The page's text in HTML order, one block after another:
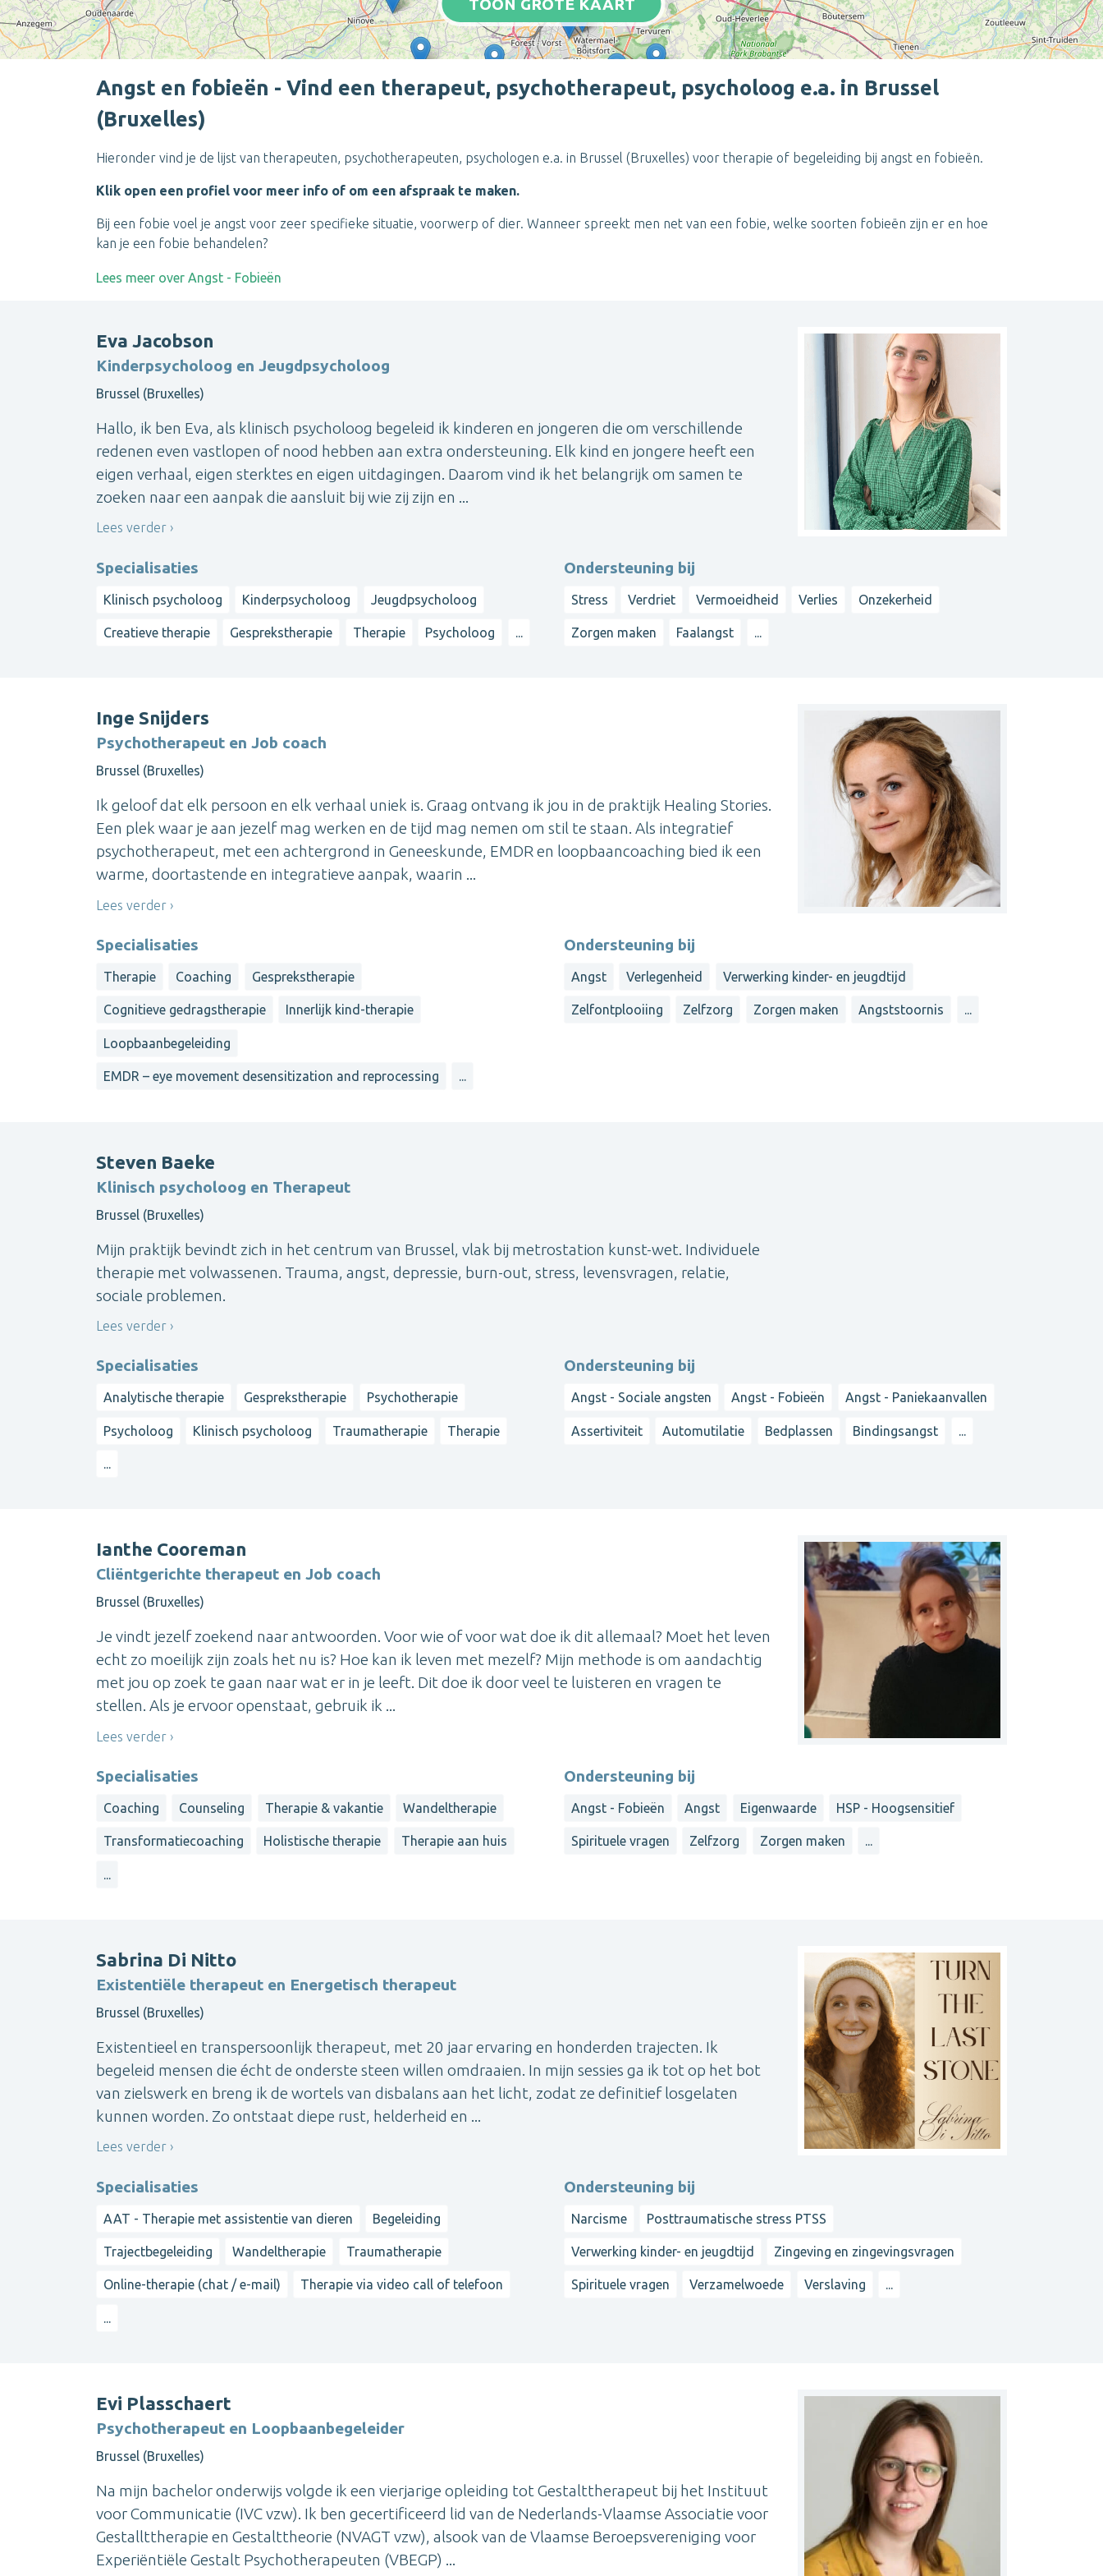
TOON GROTE KAART
Angst en fobieën - Vind een therapeut, psychotherapeut, psycholoog e.a. in Brussel
(Bruxelles)
Hieronder vind je de lijst van therapeuten, psychotherapeuten, psychologen e.a. in Brussel (Bruxelles) voor therapie of begeleiding bij angst en fobieën.
Klik open een profiel voor meer info of om een afspraak te maken.
Bij een fobie voel je angst voor zeer specifieke situatie, voorwerp of dier. Wanneer spreekt men net van een fobie, welke soorten fobieën zijn er en hoe
kan je een fobie behandelen?
Lees meer over Angst - Fobieën
Eva Jacobson
Kinderpsycholoog en Jeugdpsycholoog
Brussel (Bruxelles)
Hallo, ik ben Eva, als klinisch psycholoog begeleid ik kinderen en jongeren die om verschillende
redenen even vastlopen of nood hebben aan extra ondersteuning. Elk kind en jongere heeft een
eigen verhaal, eigen sterktes en eigen uitdagingen. Daarom vind ik het belangrijk om samen te
zoeken naar een aanpak die aansluit bij wie zij zijn en ...
Lees verder
Specialisaties
Klinisch psycholoog Kinderpsycholoog Jeugdpsycholoog
Creatieve therapie Gesprekstherapie Therapie Psycholoog ...
Ondersteuning bij
Stress Verdriet Vermoeidheid Verlies Onzekerheid
Zorgen maken Faalangst ...
Inge Snijders
Psychotherapeut en Job coach
Brussel (Bruxelles)
Ik geloof dat elk persoon en elk verhaal uniek is. Graag ontvang ik jou in de praktijk Healing Stories.
Een plek waar je aan jezelf mag werken en de tijd mag nemen om stil te staan. Als integratief
psychotherapeut, met een achtergrond in Geneeskunde, EMDR en loopbaancoaching bied ik een
warme, doortastende en integratieve aanpak, waarin ...
Lees verder
Specialisaties
Therapie Coaching Gesprekstherapie
Cognitieve gedragstherapie Innerlijk kind-therapie
Loopbaanbegeleiding
EMDR – eye movement desensitization and reprocessing ...
Ondersteuning bij
Angst Verlegenheid Verwerking kinder- en jeugdtijd
Zelfontplooiing Zelfzorg Zorgen maken Angststoornis ...
Steven Baeke
Klinisch psycholoog en Therapeut
Brussel (Bruxelles)
Mijn praktijk bevindt zich in het centrum van Brussel, vlak bij metrostation kunst-wet. Individuele
therapie met volwassenen. Trauma, angst, depressie, burn-out, stress, levensvragen, relatie,
sociale problemen.
Lees verder
Specialisaties
Analytische therapie Gesprekstherapie Psychotherapie
Psycholoog Klinisch psycholoog Traumatherapie Therapie
...
Ondersteuning bij
Angst - Sociale angsten Angst - Fobieën Angst - Paniekaanvallen
Assertiviteit Automutilatie Bedplassen Bindingsangst
Ianthe Cooreman
Cliëntgerichte therapeut en Job coach
Brussel (Bruxelles)
Je vindt jezelf zoekend naar antwoorden. Voor wie of voor wat doe ik dit allemaal? Moet het leven
echt zo moeilijk zijn zoals het nu is? Hoe kan ik leven met mezelf? Mijn methode is om aandachtig
met jou op zoek te gaan naar wat er in je leeft. Dit doe ik door veel te luisteren en vragen te
stellen. Als je ervoor openstaat, gebruik ik ...
Lees verder
Specialisaties
Coaching Counseling Therapie & vakantie Wandeltherapie
Transformatiecoaching Holistische therapie Therapie aan huis
...
Ondersteuning bij
Angst - Fobieën Angst Eigenwaarde HSP - Hoogsensitief
Spirituele vragen Zelfzorg Zorgen maken ...
Sabrina Di Nitto
Existentiële therapeut en Energetisch therapeut
Brussel (Bruxelles)
Existentieel en transpersoonlijk therapeut, met 20 jaar ervaring en honderden trajecten. Ik
begeleid mensen die écht de onderste steen willen omdraaien. In mijn sessies ga ik tot op het bot
van zielswerk en breng ik de wortels van disbalans aan het licht, zodat ze definitief losgelaten
kunnen worden. Zo ontstaat diepe rust, helderheid en ...
Lees verder
Specialisaties
AAT - Therapie met assistentie van dieren Begeleiding
Trajectbegeleiding Wandeltherapie Traumatherapie
Online-therapie (chat / e-mail) Therapie via video call of telefoon
...
Ondersteuning bij
Narcisme Posttraumatische stress PTSS
Verwerking kinder- en jeugdtijd Zingeving en zingevingsvragen
Spirituele vragen Verzamelwoede Verslaving ...
Evi Plasschaert
Psychotherapeut en Loopbaanbegeleider
Brussel (Bruxelles)
Na mijn bachelor onderwijs volgde ik een vierjarige opleiding tot Gestalttherapeut bij het Instituut
voor Communicatie (IVC vzw). Ik ben gecertificeerd lid van de Nederlands-Vlaamse Associatie voor
Gestallttherapie en Gestalttheorie (NVAGT vzw), alsook van de Vlaamse Beroepsvereniging voor
Experiëntiële Gestalt Psychotherapeuten (VBEGP) ...